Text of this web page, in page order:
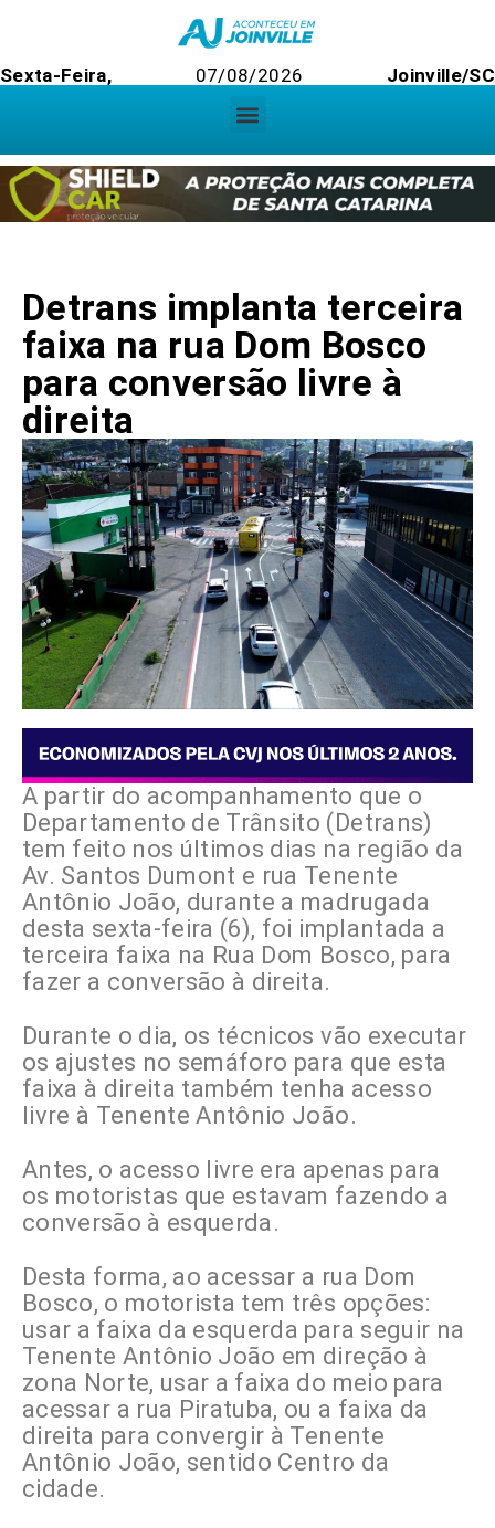
Sexta-Feira, 07/08/2026 Joinville/SC
Detrans implanta terceira
faixa na rua Dom Bosco
para conversão livre à
direita
A partir do acompanhamento que o
Departamento de Trânsito (Detrans)
tem feito nos últimos dias na região da
Av. Santos Dumont e rua Tenente
Antônio João, durante a madrugada
desta sexta-feira (6), foi implantada a
terceira faixa na Rua Dom Bosco, para
fazer a conversão à direita.
Durante o dia, os técnicos vão executar
os ajustes no semáforo para que esta
faixa à direita também tenha acesso
livre à Tenente Antônio João.
Antes, o acesso livre era apenas para
os motoristas que estavam fazendo a
conversão à esquerda.
Desta forma, ao acessar a rua Dom
Bosco, o motorista tem três opções:
usar a faixa da esquerda para seguir na
Tenente Antônio João em direção à
zona Norte, usar a faixa do meio para
acessar a rua Piratuba, ou a faixa da
direita para convergir à Tenente
Antônio João, sentido Centro da
cidade.